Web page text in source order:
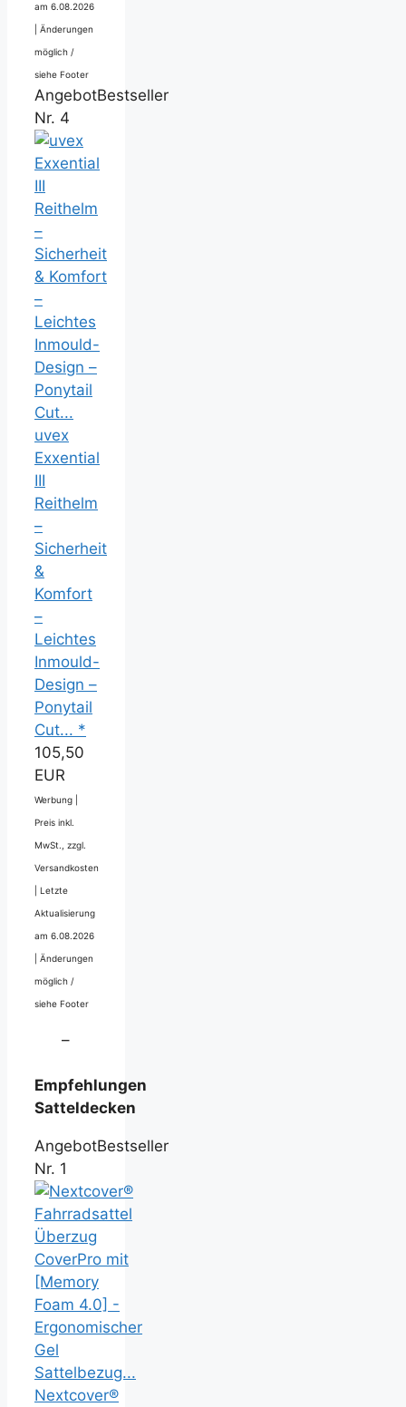
am 6.08.2026
Änderungen
möglich /
siehe Footer
AngebotBestseller
Nr. 4
uvex
Exxential
III
Reithelm
–
Sicherheit
&
Komfort
–
Leichtes
Inmould-
Design –
Ponytail
Cut... *
105,50
EUR
Werbung |
Preis inkl.
MwSt., zzgl.
Versandkosten
Letzte
Aktualisierung
am 6.08.2026
Änderungen
möglich /
siehe Footer
–
Empfehlungen
Satteldecken
AngebotBestseller
Nr. 1
Nextcover®